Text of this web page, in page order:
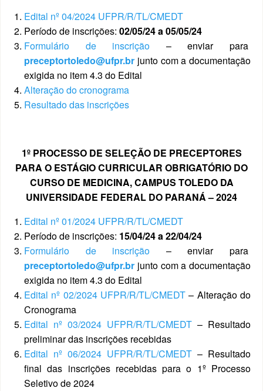
Edital nº 04/2024 UFPR/R/TL/CMEDT
Período de inscrições: 02/05/24 a 05/05/24
Formulário de inscrição – enviar para
preceptortoledo@ufpr.br junto com a documentação
exigida no item 4.3 do Edital
Alteração do cronograma
Resultado das inscrições
1º PROCESSO DE SELEÇÃO DE PRECEPTORES
PARA O ESTÁGIO CURRICULAR OBRIGATÓRIO DO
CURSO DE MEDICINA, CAMPUS TOLEDO DA
UNIVERSIDADE FEDERAL DO PARANÁ –2024
Edital nº 01/2024 UFPR/R/TL/CMEDT
Período de inscrições: 15/04/24 a 22/04/24
Formulário de inscrição – enviar para
preceptortoledo@ufpr.br junto com a documentação
exigida no item 4.3 do Edital
Edital nº 02/2024 UFPR/R/TL/CMEDT – Alteração do
Cronograma
Edital nº 03/2024 UFPR/R/TL/CMEDT – Resultado
preliminar das inscrições recebidas
Edital nº 06/2024 UFPR/R/TL/CMEDT – Resultado
final das inscrições recebidas para o 1º Processo
Seletivo de 2024